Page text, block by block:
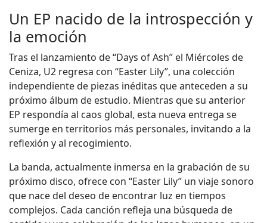
Un EP nacido de la introspección y
la emoción
Tras el lanzamiento de “Days of Ash” el Miércoles de
Ceniza, U2 regresa con “Easter Lily”, una colección
independiente de piezas inéditas que anteceden a su
próximo álbum de estudio. Mientras que su anterior
EP respondía al caos global, esta nueva entrega se
sumerge en territorios más personales, invitando a la
reflexión y al recogimiento.
La banda, actualmente inmersa en la grabación de su
próximo disco, ofrece con “Easter Lily” un viaje sonoro
que nace del deseo de encontrar luz en tiempos
complejos. Cada canción refleja una búsqueda de